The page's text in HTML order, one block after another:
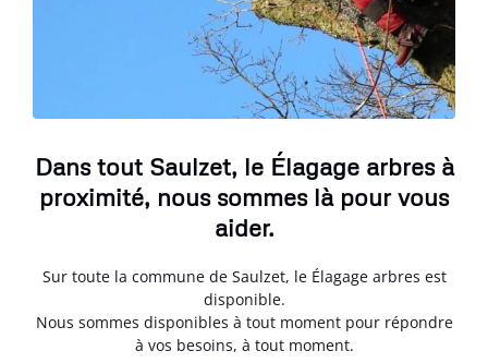
Dans tout Saulzet, le Élagage arbres à
proximité, nous sommes là pour vous
aider.
Sur toute la commune de Saulzet, le Élagage arbres est
disponible.
Nous sommes disponibles à tout moment pour répondre
à vos besoins, à tout moment.